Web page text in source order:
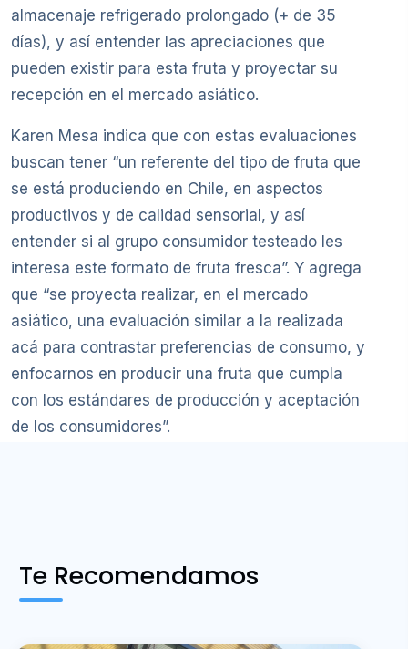
almacenaje refrigerado prolongado (+ de 35
días), y así entender las apreciaciones que
pueden existir para esta fruta y proyectar su
recepción en el mercado asiático.
Karen Mesa indica que con estas evaluaciones
buscan tener “un referente del tipo de fruta que
se está produciendo en Chile, en aspectos
productivos y de calidad sensorial, y así
entender si al grupo consumidor testeado les
interesa este formato de fruta fresca”. Y agrega
que “se proyecta realizar, en el mercado
asiático, una evaluación similar a la realizada
acá para contrastar preferencias de consumo, y
enfocarnos en producir una fruta que cumpla
con los estándares de producción y aceptación
de los consumidores”.
Te Recomendamos